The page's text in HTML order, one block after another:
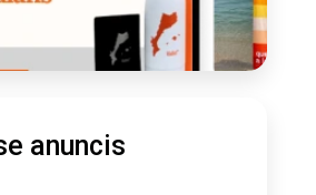
anuncis